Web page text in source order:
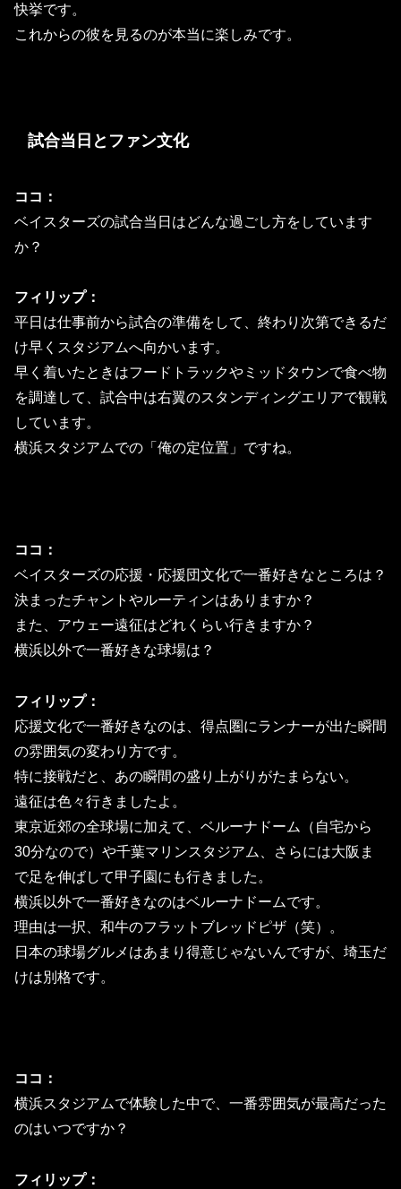
快挙です。
これからの彼を見るのが本当に楽しみです。
試合当日とファン文化
ココ：
ベイスターズの試合当日はどんな過ごし方をしています
か？
フィリップ：
平日は仕事前から試合の準備をして、終わり次第できるだ
け早くスタジアムへ向かいます。
早く着いたときはフードトラックやミッドタウンで食べ物
を調達して、試合中は右翼のスタンディングエリアで観戦
しています。
横浜スタジアムでの「俺の定位置」ですね。
ココ：
ベイスターズの応援・応援団文化で一番好きなところは？
決まったチャントやルーティンはありますか？
また、アウェー遠征はどれくらい行きますか？
横浜以外で一番好きな球場は？
フィリップ：
応援文化で一番好きなのは、得点圏にランナーが出た瞬間
の雰囲気の変わり方です。
特に接戦だと、あの瞬間の盛り上がりがたまらない。
遠征は色々行きましたよ。
東京近郊の全球場に加えて、ベルーナドーム（自宅から
30分なので）や千葉マリンスタジアム、さらには大阪ま
で足を伸ばして甲子園にも行きました。
横浜以外で一番好きなのはベルーナドームです。
理由は一択、和牛のフラットブレッドピザ（笑）。
日本の球場グルメはあまり得意じゃないんですが、埼玉だ
けは別格です。
ココ：
横浜スタジアムで体験した中で、一番雰囲気が最高だった
のはいつですか？
フィリップ：